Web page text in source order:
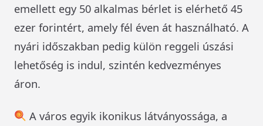
emellett egy 50 alkalmas bérlet is elérhető 45
ezer forintért, amely fél éven át használható. A
nyári időszakban pedig külön reggeli úszási
lehetőség is indul, szintén kedvezményes
áron.
A város egyik ikonikus látványossága, a